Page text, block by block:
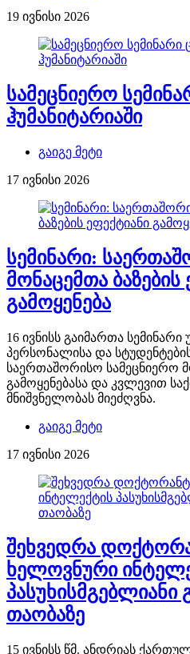
19 ივნისი 2026
სამეცნიერო
ჰუმანიტარიაში
გაიგე მეტი
17 ივნისი 2026
სემინარი:
მონაცემთა ბაზების
გამოყენება
16 ივნისს გაიმართა სემინარი
პერსონალისა და
საერთაშორისო სამეცნიერო
გამოყენებასა და კვლევით
მნიშვნელობას მიეძღვნა.
გაიგე მეტი
17 ივნისი 2026
შეხვედრა
ხელოვნური
პასუხისმგებლიანი
თაობაზე
15 ივნისს წმ. ანდრიას